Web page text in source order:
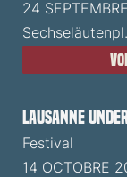
24
Lausanne
Festival
14 OCTOBRE